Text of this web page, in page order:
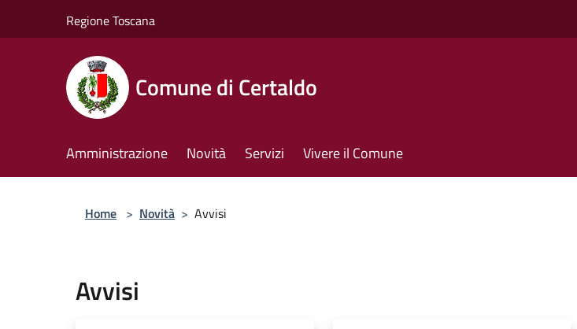
Regione Toscana
Comune di Certaldo
Amministrazione Novità Servizi Vivere il Comune
Home > Novità > Avvisi
Avvisi